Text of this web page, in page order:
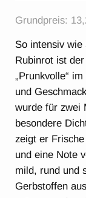
Grundpreis:
So intensiv
Rubinrot ist der
„Prunkvolle“
und
wurde für zwei
besondere
zeigt er
und eine Note
mild, rund und
Gerbstoffen